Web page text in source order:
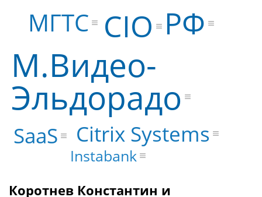
М.Видео-
Эльдорадо
РФ
CIO
МГТС
SaaS Citrix Systems
Instabank
Коротнев Константин и